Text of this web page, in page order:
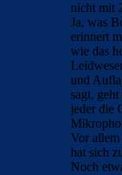
nicht mit
Ja, was
erinnert
wie das
und
sagt,
jeder die
Vor allem
hat sich
Noch